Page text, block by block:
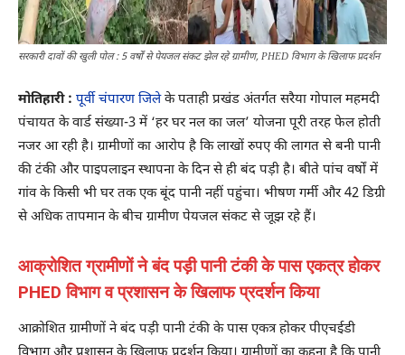
सरकारी दावों की खुली पोल : 5 वर्षों से पेयजल संकट झेल रहे ग्रामीण, PHED विभाग के खिलाफ प्रदर्शन
मोतिहारी : पूर्वी चंपारण जिलेके पताही प्रखंड अंतर्गत सरैया गोपाल महमदी
पंचायत के वार्ड संख्या-3 में ‘हर घर नल का जल’ योजना पूरी तरह फेल होती
नजर आ रही है। ग्रामीणों का आरोप है कि लाखों रुपए की लागत से बनी पानी
की टंकी और पाइपलाइन स्थापना के दिन से ही बंद पड़ी है। बीते पांच वर्षों में
गांव के किसी भी घर तक एक बूंद पानी नहीं पहुंचा। भीषण गर्मी और 42 डिग्री
से अधिक तापमान के बीच ग्रामीण पेयजल संकट से जूझ रहे हैं।
आक्रोशित ग्रामीणों ने बंद पड़ी पानी टंकी के पास एकत्र होकर
PHED विभाग व प्रशासन के खिलाफ प्रदर्शन किया
आक्रोशित ग्रामीणों ने बंद पड़ी पानी टंकी के पास एकत्र होकर पीएचईडी